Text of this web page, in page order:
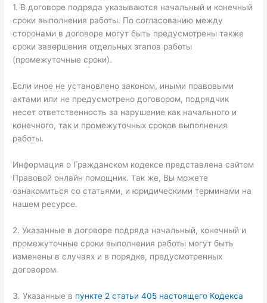
1. В договоре подряда указываются начальный и конечный
сроки выполнения работы. По согласованию между
сторонами в договоре могут быть предусмотрены также
сроки завершения отдельных этапов работы
(промежуточные сроки).
Если иное не установлено законом, иными правовыми
актами или не предусмотрено договором, подрядчик
несет ответственность за нарушение как начального и
конечного, так и промежуточных сроков выполнения
работы.
Информация о Гражданском кодексе представлена сайтом
Правовой онлайн помощник. Так же, Вы можете
ознакомиться со статьями, и юридическими терминами на
нашем ресурсе.
2. Указанные в договоре подряда начальный, конечный и
промежуточные сроки выполнения работы могут быть
изменены в случаях и в порядке, предусмотренных
договором.
3. Указанные в пункте 2 статьи 405 настоящего Кодекса